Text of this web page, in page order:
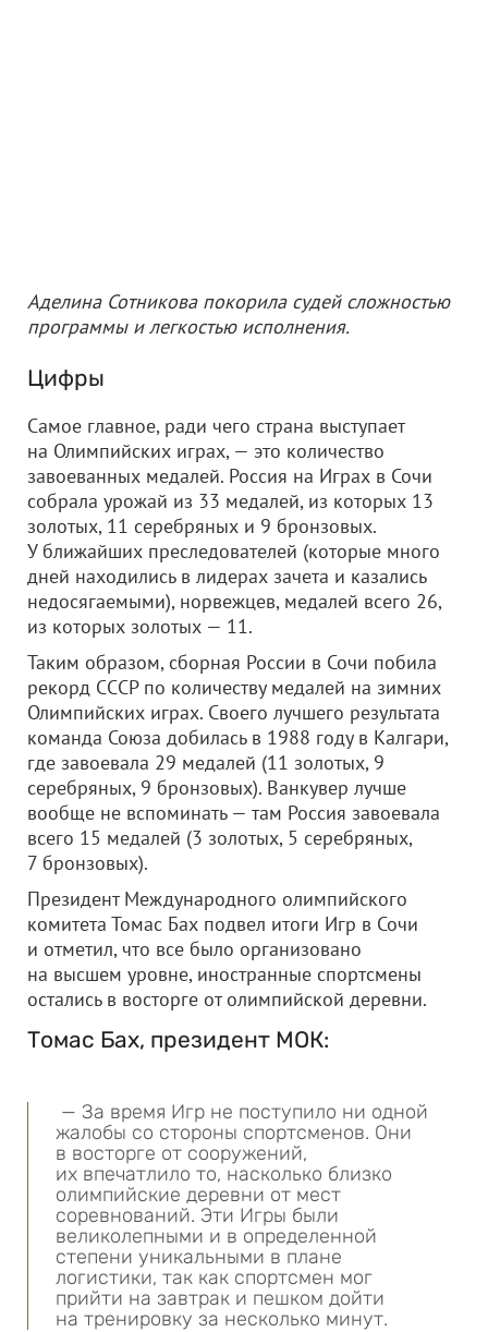
Аделина Сотникова покорила судей сложностью
программы и легкостью исполнения.
Цифры
Самое главное, ради чего страна выступает
на Олимпийских играх, — это количество
завоеванных медалей. Россия на Играх в Сочи
собрала урожай из 33 медалей, из которых 13
золотых, 11 серебряных и 9 бронзовых.
У ближайших преследователей (которые много
дней находились в лидерах зачета и казались
недосягаемыми), норвежцев, медалей всего 26,
из которых золотых — 11.
Таким образом, сборная России в Сочи побила
рекорд СССР по количеству медалей на зимних
Олимпийских играх. Своего лучшего результата
команда Союза добилась в 1988 году в Калгари,
где завоевала 29 медалей (11 золотых, 9
серебряных, 9 бронзовых). Ванкувер лучше
вообще не вспоминать — там Россия завоевала
всего 15 медалей (3 золотых, 5 серебряных,
7 бронзовых).
Президент Международного олимпийского
комитета Томас Бах подвел итоги Игр в Сочи
и отметил, что все было организовано
на высшем уровне, иностранные спортсмены
остались в восторге от олимпийской деревни.
Томас Бах, президент МОК:
— За время Игр не поступило ни одной
жалобы со стороны спортсменов. Они
в восторге от сооружений,
их впечатлило то, насколько близко
олимпийские деревни от мест
соревнований. Эти Игры были
великолепными и в определенной
степени уникальными в плане
логистики, так как спортсмен мог
прийти на завтрак и пешком дойти
на тренировку за несколько минут.